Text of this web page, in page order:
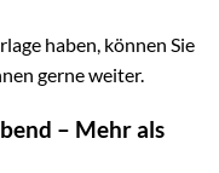
haben, können Sie
gerne weiter.
– Mehr als